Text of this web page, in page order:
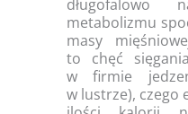
długofalowo
metabolizmu
masy
to chęć
w firmie
w lustrze), czego